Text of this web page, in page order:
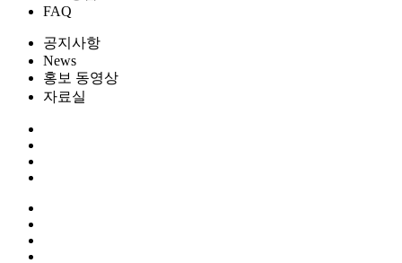
FAQ
공지사항
News
홍보 동영상
자료실